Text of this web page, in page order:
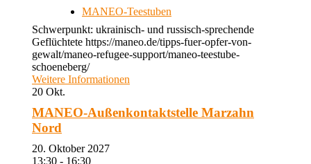
MANEO-Teestuben
Schwerpunkt: ukrainisch- und russisch-sprechende
Geflüchtete https://maneo.de/tipps-fuer-opfer-von-
gewalt/maneo-refugee-support/maneo-teestube-
schoeneberg/
Weitere Informationen
20 Okt.
MANEO-Außenkontaktstelle Marzahn
Nord
20. Oktober 2027
13:30 - 16:30